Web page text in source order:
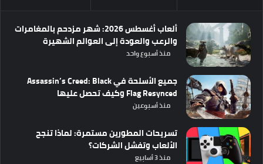
ألعاب أغسطس 2026: شهر مزدحم بالمغامرات
والرعب والعودة إلى العوالم الشهيرة
منذ أسبوع واحد
جميع الأسلحة في Assassin’s Creed: Black
Flag Resynced وكيف تحصل عليها
منذ أسبوعين
تسريحات المطورين مستمرة: لماذا تنجح
الألعاب وتفشل الشركات؟
منذ 3 أسابيع